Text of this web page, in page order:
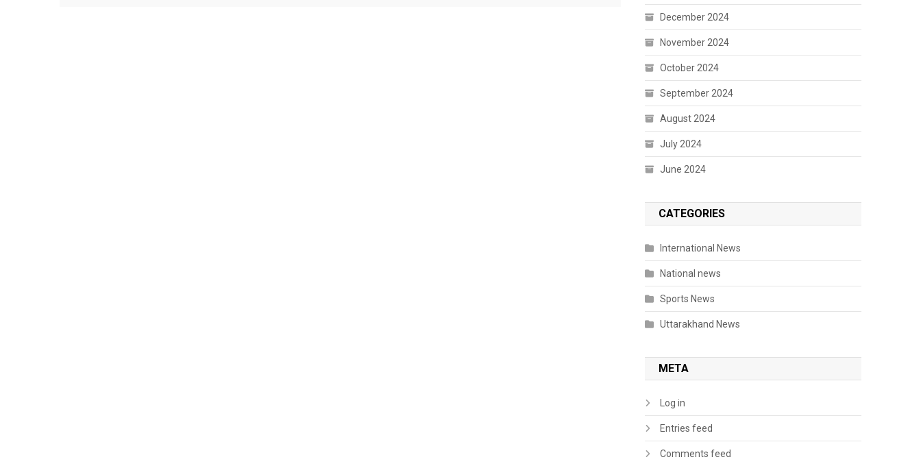
December 2024
November 2024
October 2024
September 2024
August 2024
July 2024
June 2024
CATEGORIES
International News
National news
Sports News
Uttarakhand News
META
Log in
Entries feed
Comments feed